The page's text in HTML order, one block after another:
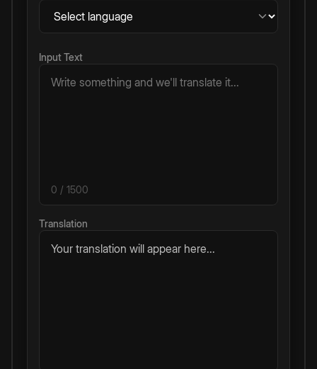
Input Text
0 / 1500
Translation
Your translation will appear here...